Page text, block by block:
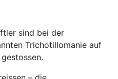
sind bei der
Trichotillomanie auf